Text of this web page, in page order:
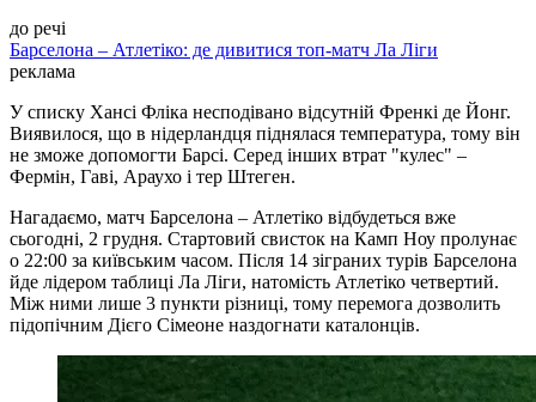
до речі
Барселона – Атлетіко: де дивитися топ-матч Ла Ліги
реклама
У списку Хансі Фліка несподівано відсутній Френкі де Йонг.
Виявилося, що в нідерландця піднялася температура, тому він
не зможе допомогти Барсі. Серед інших втрат "кулес" –
Фермін, Гаві, Араухо і тер Штеген.
Нагадаємо, матч Барселона – Атлетіко відбудеться вже
сьогодні, 2 грудня. Стартовий свисток на Камп Ноу пролунає
о 22:00 за київським часом. Після 14 зіграних турів Барселона
йде лідером таблиці Ла Ліги, натомість Атлетіко четвертий.
Між ними лише 3 пункти різниці, тому перемога дозволить
підопічним Дієго Сімеоне наздогнати каталонців.